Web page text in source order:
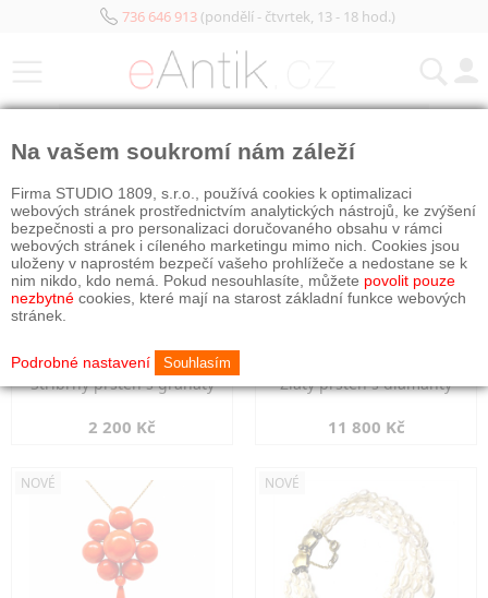
736 646 913(pondělí - čtvrtek, 13 - 18 hod.)
Stříbrný prsten s granáty
2 200 Kč
Zlatý prsten s diamanty
11 800 Kč
NOVÉ NOVÉ
Na vašem soukromí nám záleží
Firma STUDIO 1809, s.r.o., používá cookies k optimalizaci
webových stránek prostřednictvím analytických nástrojů, ke zvýšení
bezpečnosti a pro personalizaci doručovaného obsahu v rámci
webových stránek i cíleného marketingu mimo nich. Cookies jsou
uloženy v naprostém bezpečí vašeho prohlížeče a nedostane se k
nim nikdo, kdo nemá. Pokud nesouhlasíte, můžete povolit pouze
nezbytné cookies, které mají na starost základní funkce webových
stránek.
Podrobné nastavení Souhlasím